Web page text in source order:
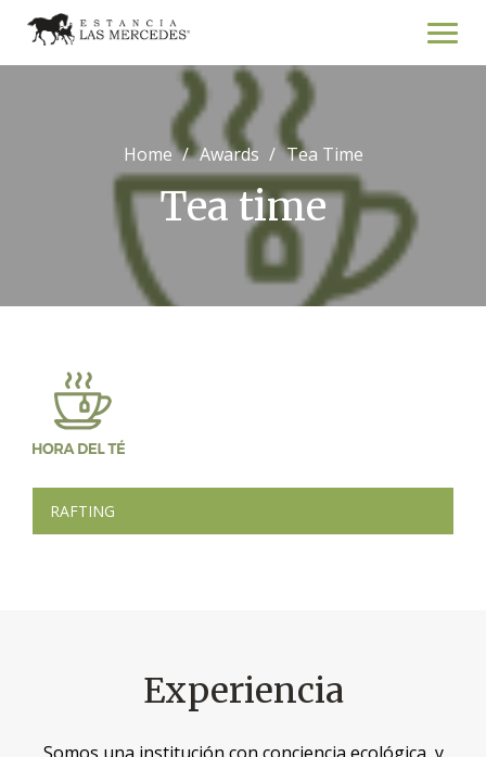
content
Home Awards Tea Time
Tea time
Navegación
de
RAFTING
Experiencia